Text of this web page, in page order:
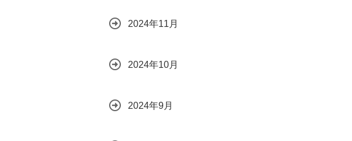
2024年11月
2024年10月
2024年9月